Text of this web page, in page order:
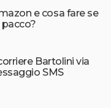
e cosa fare se
Bartolini via
SMS